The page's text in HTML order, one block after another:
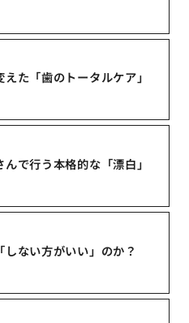
た「歯のトータルケア」
で行う本格的な「漂白」
ない方がいい」のか？